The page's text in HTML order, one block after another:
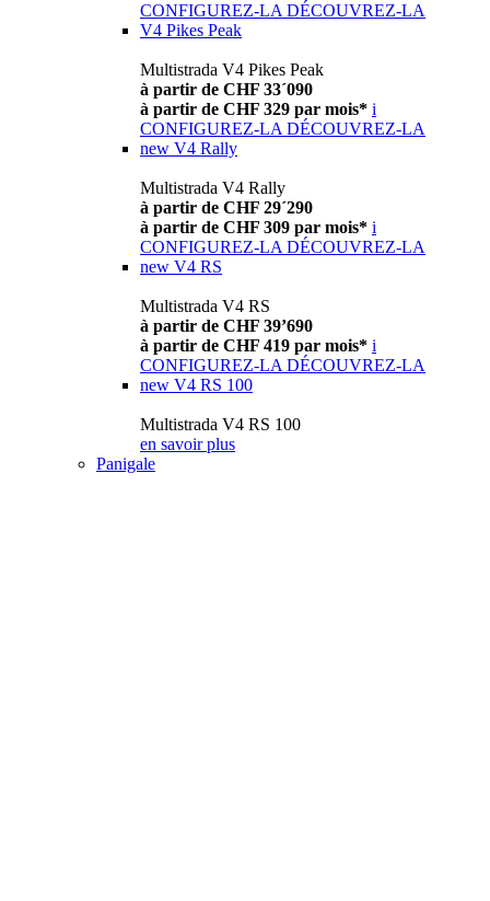
CONFIGUREZ-LA DÉCOUVREZ-LA
V4 Pikes Peak
Multistrada V4 Pikes Peak
à partir de CHF 33´090
à partir de CHF 329 par mois* i
CONFIGUREZ-LA DÉCOUVREZ-LA
new V4 Rally
Multistrada V4 Rally
à partir de CHF 29´290
à partir de CHF 309 par mois* i
CONFIGUREZ-LA DÉCOUVREZ-LA
new V4 RS
Multistrada V4 RS
à partir de CHF 39’690
à partir de CHF 419 par mois* i
CONFIGUREZ-LA DÉCOUVREZ-LA
new V4 RS 100
Multistrada V4 RS 100
en savoir plus
Panigale